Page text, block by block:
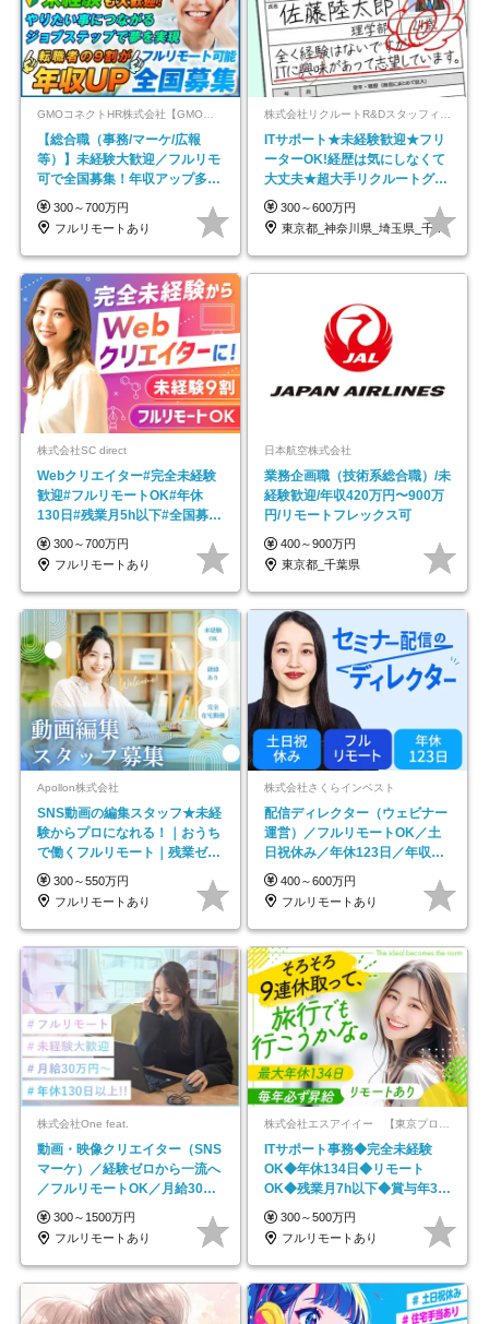
GMOコネクトHR株式会社【GMOインターネットグループ】
【総合職（事務/マーケ/広報
等）】未経験大歓迎／フルリモ
可で全国募集！年収アップ多数
★年休最大130日★
300～700万円
フルリモートあり
ITサポート★未経験歓迎★フリ
ーターOK!経歴は気にしなくて
大丈夫★超大手リクルートグル
ープの正社員/sg
300～600万円
東京都_神奈川県_埼玉県_千葉県_大阪府…
株式会社SC direct
Webクリエイター#完全未経験
歓迎#フルリモートOK#年休
130日#残業月5h以下#全国募集
#最大1年の研修
300～700万円
フルリモートあり
日本航空株式会社
業務企画職（技術系総合職）/未
経験歓迎/年収420万円〜900万
円/リモートフレックス可
400～900万円
東京都_千葉県
Apollon株式会社
SNS動画の編集スタッフ★未経
験からプロになれる！｜おうち
で働くフルリモート｜残業ゼロ
で18時退勤◎
300～550万円
フルリモートあり
株式会社さくらインベスト
配信ディレクター（ウェビナー
運営）／フルリモートOK／土
日祝休み／年休123日／年収
600万円可
400～600万円
フルリモートあり
株式会社One feat.
動画・映像クリエイター（SNS
マーケ）／経験ゼロから一流へ
／フルリモートOK／月給30万
円～／年休130日以上
300～1500万円
フルリモートあり
ITサポート事務◆完全未経験
OK◆年休134日◆リモート
OK◆残業月7h以下◆賞与年3回
◆5年目まで必ず昇給
300～500万円
フルリモートあり